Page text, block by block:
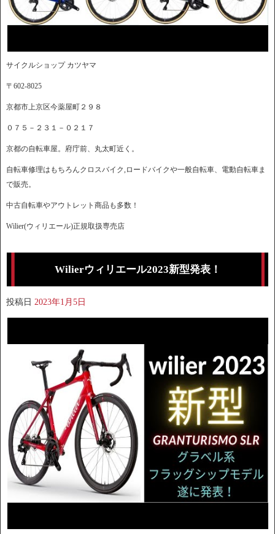
サイクルショップ カツヤマ
〒602-8025
京都市上京区今薬屋町２９８
０７５－２３１－０２１７
京都の自転車屋。府庁前、丸太町近く。
自転車修理はもちろんクロスバイク,ロードバイクや一般自転車、電動自転車ま
で販売。
中古自転車やアウトレット商品も多数！
Wilier(ウィリエール)正規取扱専売店
Wilierウィリエール2023新型発表！
投稿日 2023年1月5日